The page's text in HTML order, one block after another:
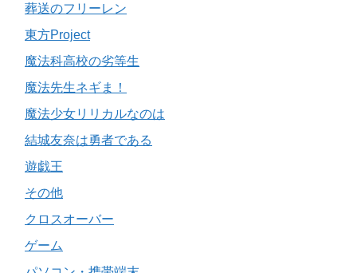
葬送のフリーレン
東方Project
魔法科高校の劣等生
魔法先生ネギま！
魔法少女リリカルなのは
結城友奈は勇者である
遊戯王
その他
クロスオーバー
ゲーム